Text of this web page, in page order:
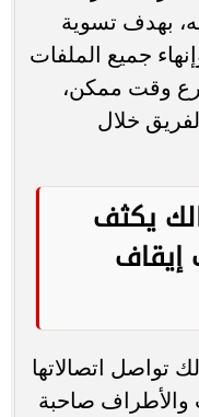
بهدف تسوية
جميع الملفات
وقت ممكن،
خلال
يكثف
إيقاف
تواصل اتصالاتها
والأطراف صاحبة